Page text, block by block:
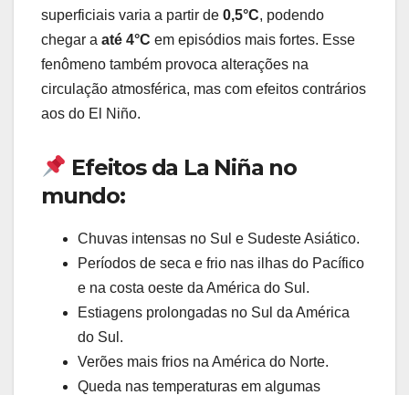
superficiais varia a partir de 0,5°C, podendo
chegar a até 4°C em episódios mais fortes. Esse
fenômeno também provoca alterações na
circulação atmosférica, mas com efeitos contrários
aos do El Niño.
Efeitos da La Niña no
mundo:
Chuvas intensas no Sul e Sudeste Asiático.
Períodos de seca e frio nas ilhas do Pacífico
e na costa oeste da América do Sul.
Estiagens prolongadas no Sul da América
do Sul.
Verões mais frios na América do Norte.
Queda nas temperaturas em algumas